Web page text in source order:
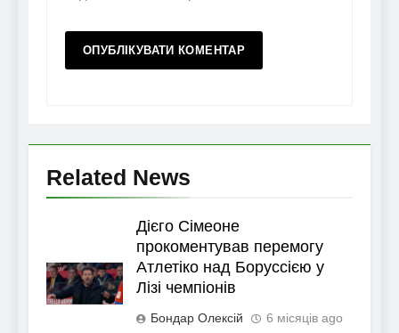
Related News
Дієго Сімеоне
прокоментував перемогу
Атлетіко над Боруссією у
Лізі чемпіонів
Бондар Олексій 6 місяців ago